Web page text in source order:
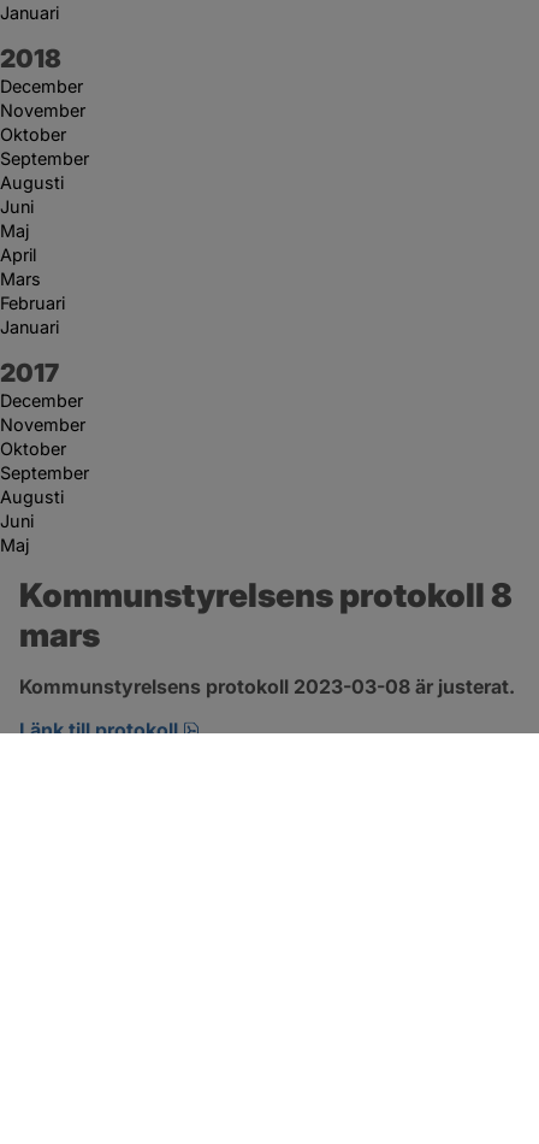
Januari
År:
2018
December
November
Oktober
September
Augusti
Juni
Maj
April
Mars
Februari
Januari
År:
2017
December
November
Oktober
September
Augusti
Juni
Maj
Kommunstyrelsens protokoll 8
mars
Kommunstyrelsens protokoll 2023-03-08 är justerat.
Länk till protokoll
pdf, 1.3 MB, öppnas i nytt fönster.